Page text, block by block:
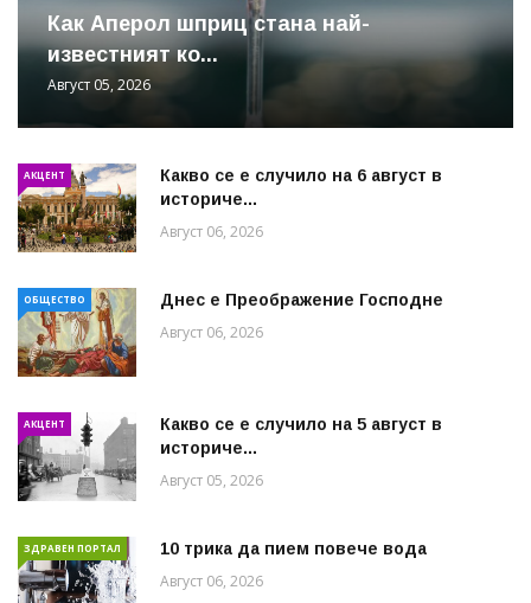
Как Аперол шприц стана най-
известният ко...
Август 05, 2026
АКЦЕНТ
Какво се е случило на 6 август в
историче...
Август 06, 2026
ОБЩЕСТВО Днес е Преображение Господне
Август 06, 2026
АКЦЕНТ
Какво се е случило на 5 август в
историче...
Август 05, 2026
ЗДРАВЕН ПОРТАЛ 10 трика да пием повече вода
Август 06, 2026